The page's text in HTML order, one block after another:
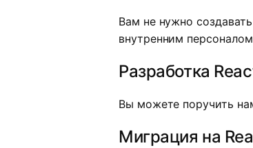
Вам не нужно
внутренним
Разработка
Вы можете поручить
Миграция на